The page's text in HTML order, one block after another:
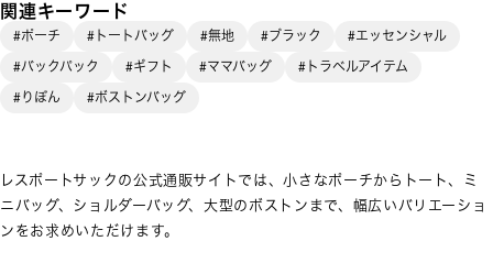
関連キーワード
#ポーチ #トートバッグ #無地 #ブラック
#エッセンシャル
#バックパック
#ギフト #ママバッグ
#トラベルアイテム
#りぼん
#ボストンバッグ
レスポートサックの公式通販サイトでは、小さなポーチからトート、ミ
ニバッグ、ショルダーバッグ、大型のボストンまで、幅広いバリエーショ
ンをお求めいただけます。